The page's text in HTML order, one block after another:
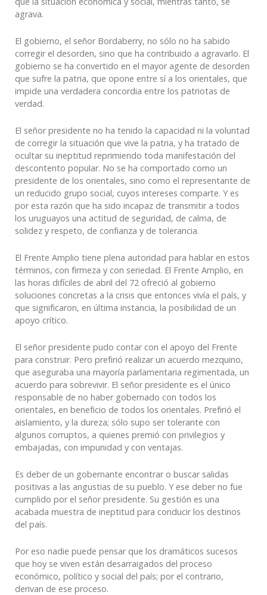
agrava.
El gobierno, el señor Bordaberry, no sólo no ha sabido
corregir el desorden, sino que ha contribuido a agravarlo. El
gobierno se ha convertido en el mayor agente de desorden
que sufre la patria, que opone entre sí a los orientales, que
impide una verdadera concordia entre los patriotas de
verdad.
El señor presidente no ha tenido la capacidad ni la voluntad
de corregir la situación que vive la patria, y ha tratado de
ocultar su ineptitud reprimiendo toda manifestación del
descontento popular. No se ha comportado como un
presidente de los orientales, sino como el representante de
un reducido grupo social, cuyos intereses comparte. Y es
por esta razón que ha sido incapaz de transmitir a todos
los uruguayos una actitud de seguridad, de calma, de
solidez y respeto, de confianza y de tolerancia.
El Frente Amplio tiene plena autoridad para hablar en estos
términos, con firmeza y con seriedad. El Frente Amplio, en
las horas difíciles de abril del 72 ofreció al gobierno
soluciones concretas a la crisis que entonces vivía el país, y
que significaron, en última instancia, la posibilidad de un
apoyo crítico.
El señor presidente pudo contar con el apoyo del Frente
para construir. Pero prefirió realizar un acuerdo mezquino,
que aseguraba una mayoría parlamentaria regimentada, un
acuerdo para sobrevivir. El señor presidente es el único
responsable de no haber gobernado con todos los
orientales, en beneficio de todos los orientales. Prefirió el
aislamiento, y la dureza; sólo supo ser tolerante con
algunos corruptos, a quienes premió con privilegios y
embajadas, con impunidad y con ventajas.
Es deber de un gobernante encontrar o buscar salidas
positivas a las angustias de su pueblo. Y ese deber no fue
cumplido por el señor presidente. Su gestión es una
acabada muestra de ineptitud para conducir los destinos
del país.
Por eso nadie puede pensar que los dramáticos sucesos
que hoy se viven están desarraigados del proceso
económico, político y social del país; por el contrario,
derivan de ese proceso.